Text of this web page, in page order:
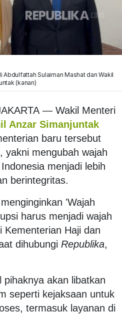
Abdulfattah Sulaiman Mashat dan Wakil
(kanan)
— Wakil Menteri
Anzar Simanjuntak
baru tersebut
yakni mengubah wajah
menjadi lebih
berintegritas.
'Wajah
harus menjadi wajah
Kementerian Haji dan
dihubungi Republika,
pihaknya akan libatkan
seperti kejaksaan untuk
termasuk layanan di